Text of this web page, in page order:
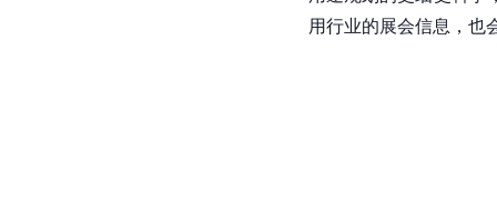
用行业的展会信息，也